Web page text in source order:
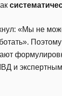
«Мы не
и